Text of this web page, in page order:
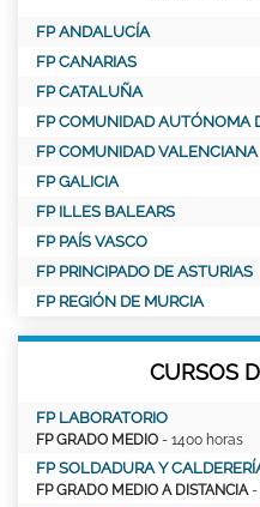
FP ANDALUCÍA
FP CANARIAS
FP CATALUÑA
FP COMUNIDAD AUTÓNOMA
FP COMUNIDAD VALENCIANA
FP GALICIA
FP ILLES BALEARS
FP PAÍS VASCO
FP PRINCIPADO DE ASTURIAS
FP REGIÓN DE MURCIA
CURSOS
FP LABORATORIO
FP GRADO MEDIO - 1400 horas
FP SOLDADURA Y
FP GRADO MEDIO A DISTANCIA -